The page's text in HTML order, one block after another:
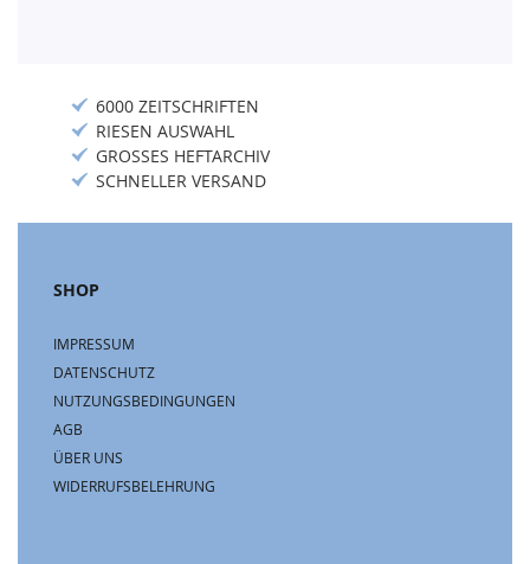
6000 ZEITSCHRIFTEN
RIESEN AUSWAHL
GROSSES HEFTARCHIV
SCHNELLER VERSAND
SHOP
IMPRESSUM
DATENSCHUTZ
NUTZUNGSBEDINGUNGEN
AGB
ÜBER UNS
WIDERRUFSBELEHRUNG